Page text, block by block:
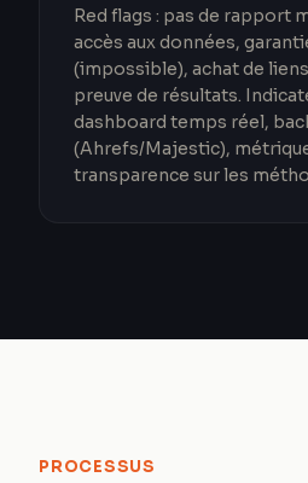
Red flags : pas de rapport
accès aux données,
(impossible), achat de
preuve de résultats.
dashboard temps réel,
(Ahrefs/Majestic),
transparence sur les
PROCESSUS